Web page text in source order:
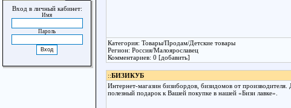
Вход в личный кабинет:
Имя
Пароль
Категория: Товары/Продам/Детские товары
Регион: Россия/Малоярославец
Комментариев: 0 [добавить]
::БИЗИКУБ
Интернет-магазин бизибордов, бизидомов от
полезный подарок к Вашей покупке в нашей «Бизи лавке».